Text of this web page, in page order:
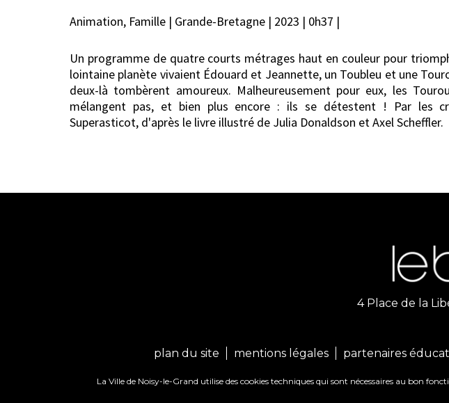
Animation, Famille | Grande-Bretagne | 2023 | 0h37 |
Un programme de quatre courts métrages haut en couleur pour
lointaine planète vivaient Édouard et Jeannette, un Toubleu et une
deux-là tombèrent amoureux. Malheureusement pour eux, les
mélangent pas, et bien plus encore : ils se détestent ! Par les
Superasticot, d'après le livre illustré de Julia Donaldson et Axel Scheffler.
4 Place de la
plan du site mentions légales partenaires
La Ville de Noisy-le-Grand utilise des cookies techniques qui sont nécessaires au bon